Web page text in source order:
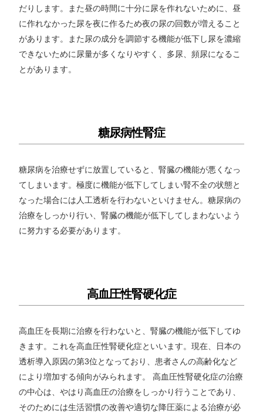
だりします。また昼の時間に十分に尿を作れないために、昼
に作れなかった尿を夜に作るため夜の尿の回数が増えること
があります。また尿の成分を調節する機能が低下し尿を濃縮
できないために尿量が多くなりやすく、多尿、頻尿になるこ
とがあります。
糖尿病性腎症
糖尿病を治療せずに放置していると、腎臓の機能が悪くなっ
てしまいます。極度に機能が低下してしまい腎不全の状態と
なった場合には人工透析を行わないといけません。糖尿病の
治療をしっかり行い、腎臓の機能が低下してしまわないよう
に努力する必要があります。
高血圧性腎硬化症
高血圧を長期に治療を行わないと、腎臓の機能が低下してゆ
きます。これを高血圧性腎硬化症といいます。現在、日本の
透析導入原因の第3位となっており、患者さんの高齢化など
により増加する傾向がみられます。 高血圧性腎硬化症の治療
の中心は、やはり高血圧の治療をしっかり行うことであり、
そのためには生活習慣の改善や適切な降圧薬による治療が必